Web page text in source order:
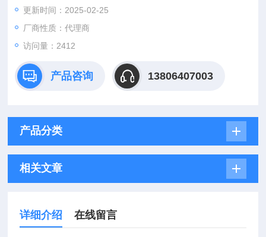
开拓，以诚信为基础，以科学为根本，已成为集仪器设备安装、
调试、培训、服务、维修和技术咨询为一体的专业化科技公司。
更新时间：2025-02-25
厂商性质：代理商
访问量：2412
产品咨询 13806407003
产品分类
相关文章
详细介绍 在线留言